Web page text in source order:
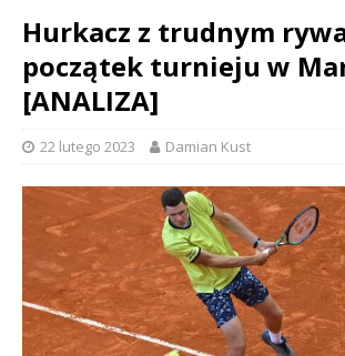
Hurkacz z trudnym
początek turnieju w
[ANALIZA]
22 lutego 2023 Damian Kust